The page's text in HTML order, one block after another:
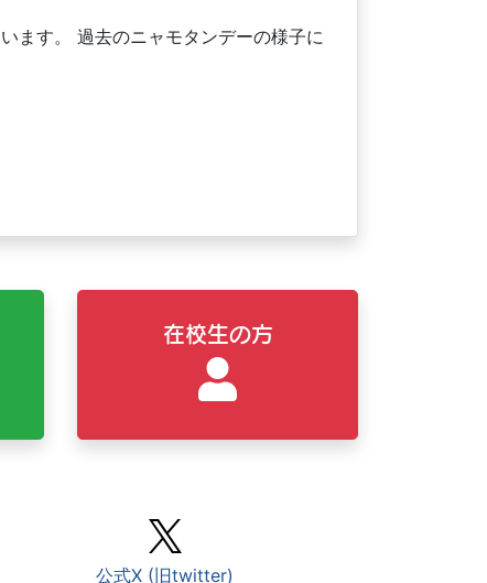
ます。 過去のニャモタンデーの様子に
在校生の方
公式X (旧twitter)